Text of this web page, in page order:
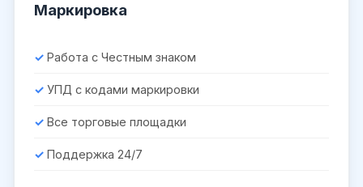
Маркировка
Работа с Честным знаком
УПД с кодами маркировки
Все торговые площадки
Поддержка 24/7